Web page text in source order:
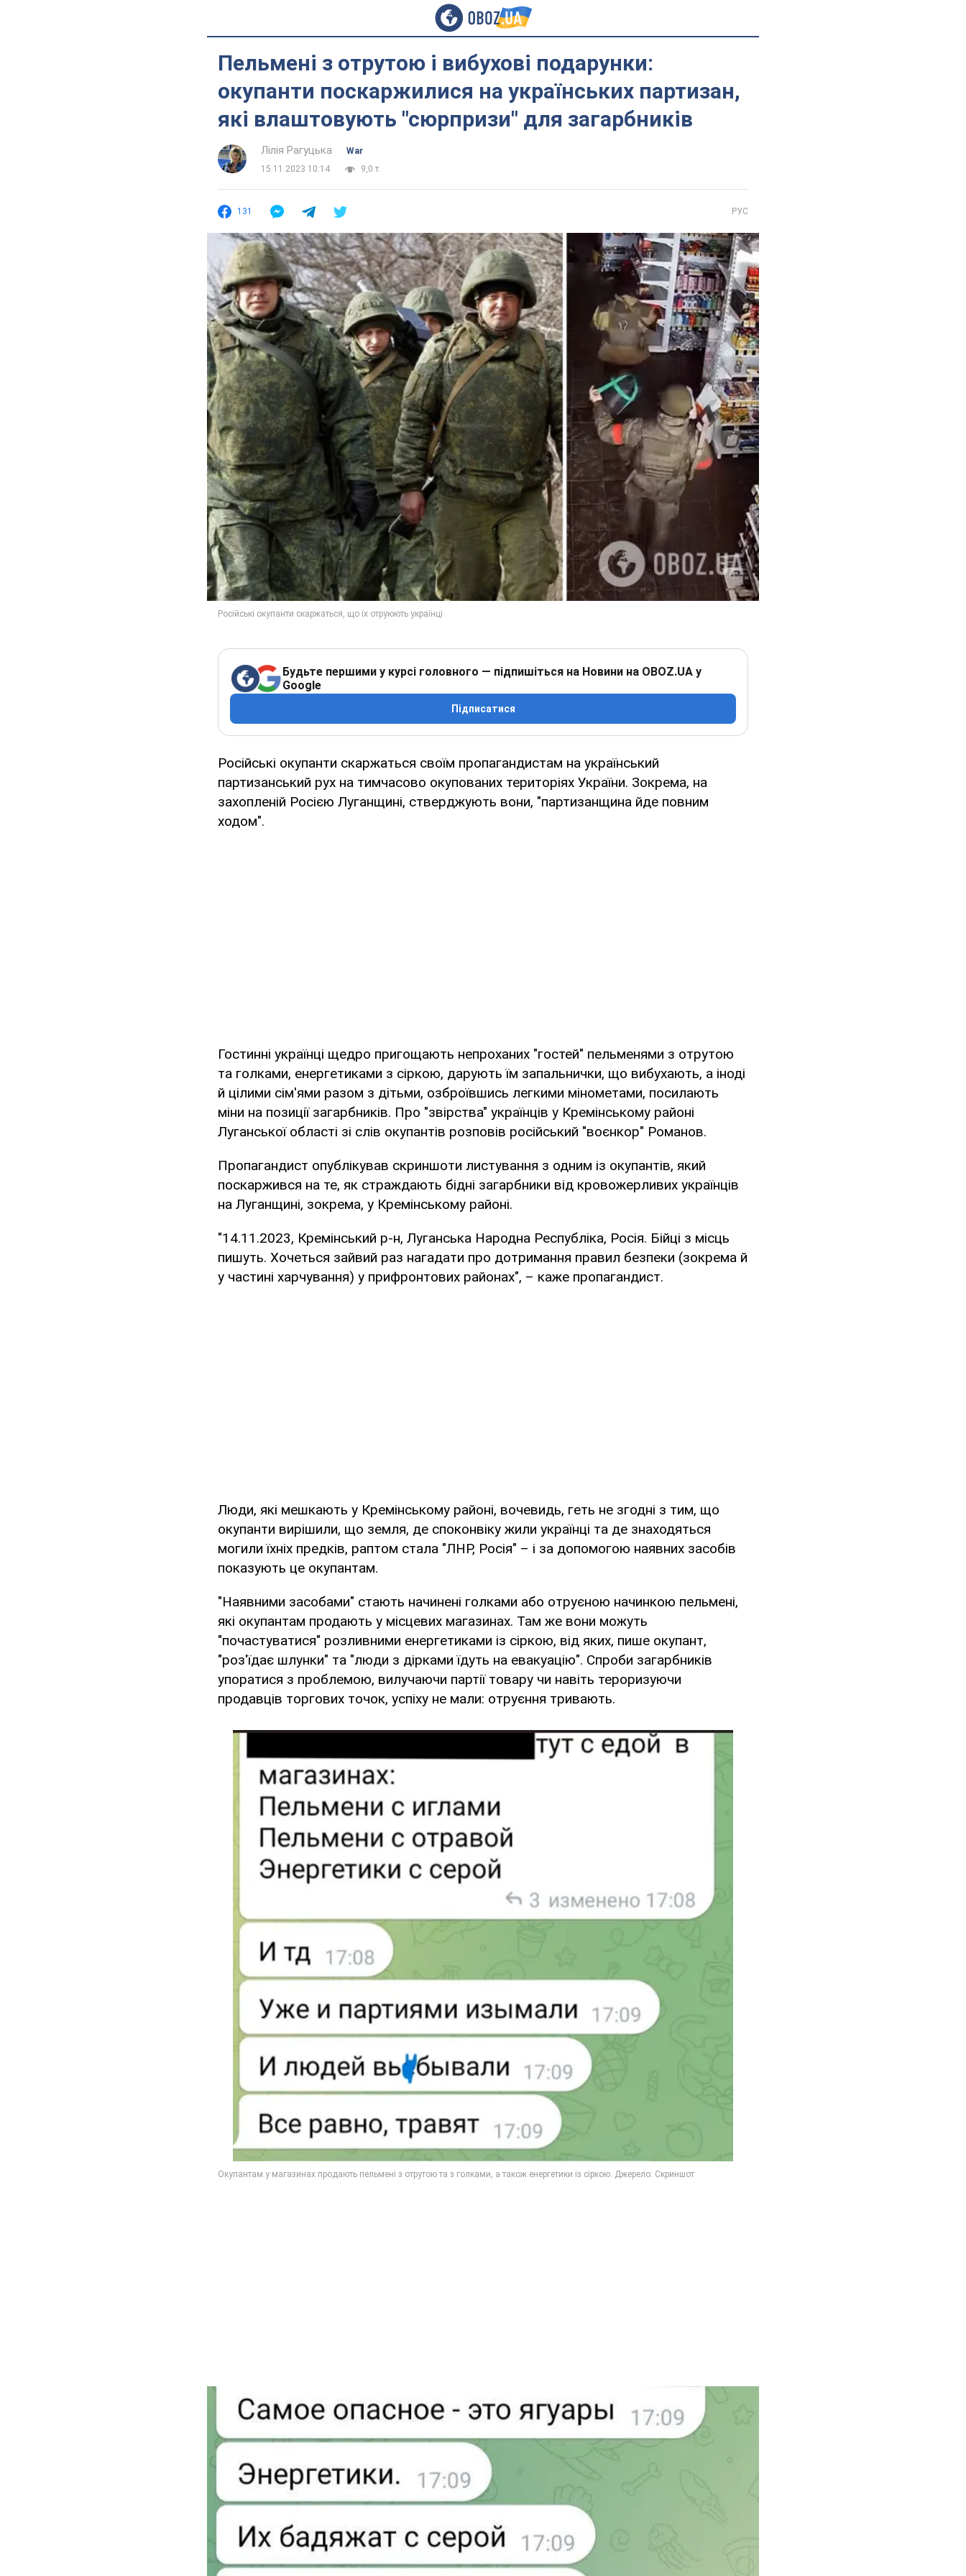
Пельмені з отрутою і вибухові подарунки:
окупанти поскаржилися на українських партизан,
які влаштовують "сюрпризи" для загарбників
Лілія Рагуцька
War
15.11.2023 10:14
9,0 т.
131 РУС
Будьте першими у курсі головного — підпишіться на Новини на OBOZ.UA у
Google
Підписатися
Російські окупанти скаржаться своїм пропагандистам на український
партизанський рух на тимчасово окупованих територіях України. Зокрема, на
захопленій Росією Луганщині, стверджують вони, "партизанщина йде повним
ходом".
Гостинні українці щедро пригощають непроханих "гостей" пельменями з отрутою
та голками, енергетиками з сіркою, дарують їм запальнички, що вибухають, а іноді
й цілими сім'ями разом з дітьми, озброївшись легкими мінометами, посилають
міни на позиції загарбників. Про "звірства" українців у Кремінському районі
Луганської області зі слів окупантів розповів російський "воєнкор" Романов.
Пропагандист опублікував скриншоти листування з одним із окупантів, який
поскаржився на те, як страждають бідні загарбники від кровожерливих українців
на Луганщині, зокрема, у Кремінському районі.
"14.11.2023, Кремінський р-н, Луганська Народна Республіка, Росія. Бійці з місць
пишуть. Хочеться зайвий раз нагадати про дотримання правил безпеки (зокрема й
у частині харчування) у прифронтових районах", – каже пропагандист.
Люди, які мешкають у Кремінському районі, вочевидь, геть не згодні з тим, що
окупанти вирішили, що земля, де споконвіку жили українці та де знаходяться
могили їхніх предків, раптом стала "ЛНР, Росія" – і за допомогою наявних засобів
показують це окупантам.
"Наявними засобами" стають начинені голками або отруєною начинкою пельмені,
які окупантам продають у місцевих магазинах. Там же вони можуть
"почастуватися" розливними енергетиками із сіркою, від яких, пише окупант,
"роз'їдає шлунки" та "люди з дірками їдуть на евакуацію". Спроби загарбників
упоратися з проблемою, вилучаючи партії товару чи навіть тероризуючи
продавців торгових точок, успіху не мали: отруєння тривають.